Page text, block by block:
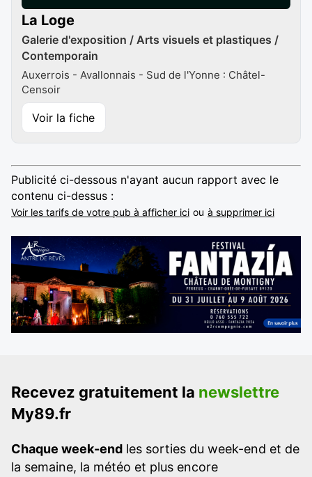
La Loge
Galerie d'exposition / Arts visuels et plastiques /
Contemporain
Auxerrois - Avallonnais - Sud de l'Yonne : Châtel-
Censoir
Voir la fiche
Publicité ci-dessous n'ayant aucun rapport avec le
contenu ci-dessus :
Voir les tarifs de votre pub à afficher ici ou à supprimer ici
Recevez gratuitement la newslettre
My89.fr
Chaque week-end les sorties du week-end et de
la semaine, la météo et plus encore